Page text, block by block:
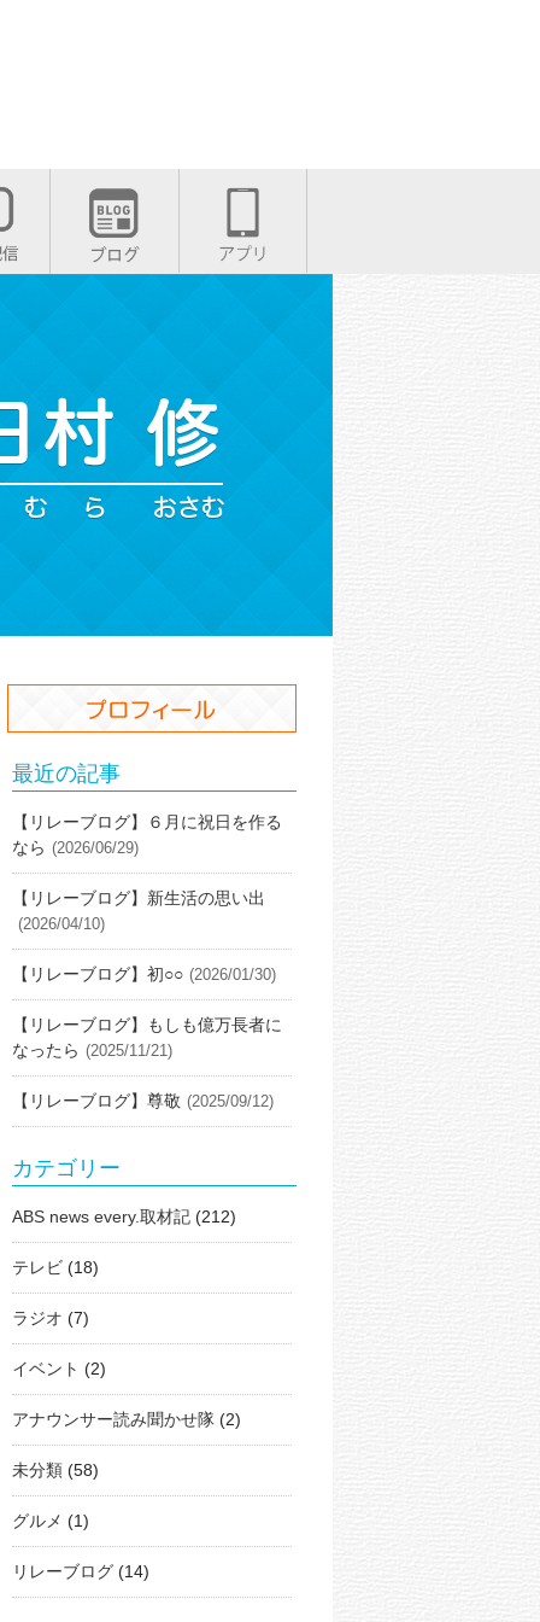
最近の記事
【リレーブログ】６月に祝日を作る
なら (2026/06/29)
【リレーブログ】新生活の思い出
(2026/04/10)
【リレーブログ】初○○ (2026/01/30)
【リレーブログ】もしも億万長者に
なったら (2025/11/21)
【リレーブログ】尊敬 (2025/09/12)
カテゴリー
ABS news every.取材記 (212)
テレビ (18)
ラジオ (7)
イベント (2)
アナウンサー読み聞かせ隊 (2)
未分類 (58)
グルメ (1)
リレーブログ (14)